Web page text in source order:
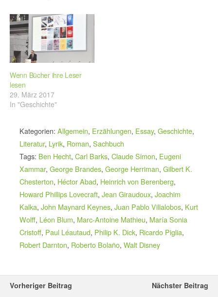
Wenn Bücher ihre Leser
lesen
29. März 2017
In "Geschichte"
Kategorien: Allgemein, Erzählungen, Essay, Geschichte,
Literatur, Lyrik, Roman, Sachbuch
Tags: Ben Hecht, Carl Barks, Claude Simon, Eugeni
Xammar, George Brandes, George Herriman, Gilbert K.
Chesterton, Héctor Abad, Heinrich von Berenberg,
Howard Phillips Lovecraft, Jean Giraudoux, Joachim
Kalka, John Maynard Keynes, Juan Pablo Villalobos, Kurt
Wolff, Léon Blum, Marc-Antoine Mathieu, María Sonia
Cristoff, Paul Léautaud, Philip K. Dick, Ricardo Piglia,
Robert Darnton, Roberto Bolaño, Walt Disney
Vorheriger Beitrag Nächster Beitrag